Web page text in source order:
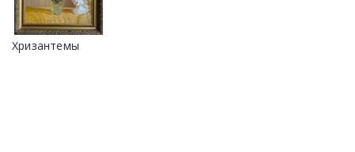
Хризантемы